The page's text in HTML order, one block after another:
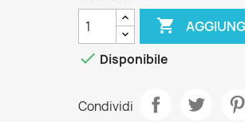

 Disponibile
Condividi